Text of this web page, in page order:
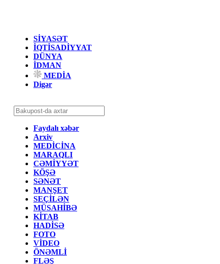
SİYASƏT
İQTİSADİYYAT
DÜNYA
İDMAN
MEDİA
Digər
Faydalı xəbər
Arxiv
MEDİCİNA
MARAQLI
CƏMİYYƏT
KÖŞƏ
SƏNƏT
MANŞET
SEÇİLƏN
MÜSAHİBƏ
KİTAB
HADİSƏ
FOTO
VİDEO
ÖNƏMLİ
FLƏŞ